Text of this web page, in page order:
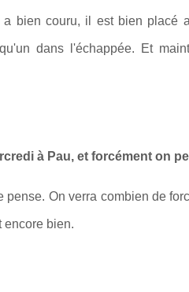
bien couru, il est bien placé
dans l'échappée. Et
à Pau, et forcément on
pense. On verra combien de
encore bien.